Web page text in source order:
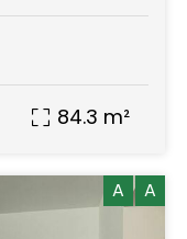
84.3 m²
A A